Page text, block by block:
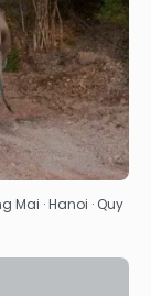
Mai · Hanoi · Quy